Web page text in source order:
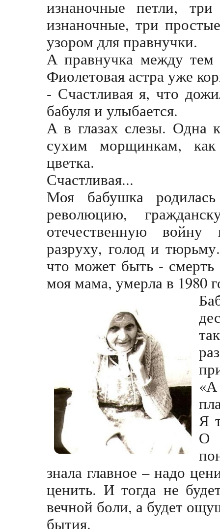
изнаночные петли,
изнаночные, три
узором для правнучки.
А правнучка между тем
Фиолетовая астра уже
- Счастливая я, что
бабуля и улыбается.
А в глазах слезы. Одна
сухим морщинкам,
цветка.
Счастливая...
Моя бабушка
революцию,
отечественную
разруху, голод и
что может быть - смерть
моя мама, умерла в 1980
Я
О
знала главное – надо
ценить. И тогда не
вечной боли, а будет
бытия.